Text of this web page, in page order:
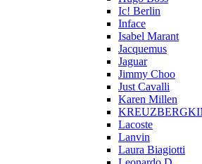
Ic! Berlin
Inface
Isabel Marant
Jacquemus
Jaguar
Jimmy Choo
Just Cavalli
Karen Millen
Lacoste
Lanvin
Laura Biagiotti